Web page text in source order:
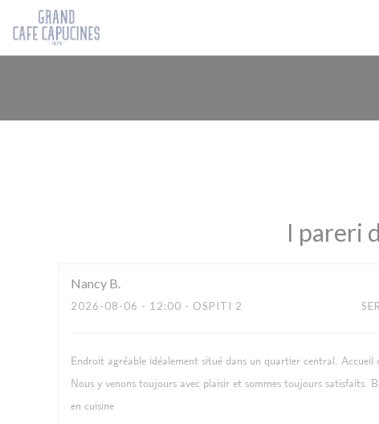
Personalizzazione delle tue scelte sui cookie
I pareri
Nancy B
2026-08-06 - 12:00 - OSPITI 2
Endroit agréable idéalement situé dans un quartier central.
Nous y venons toujours avec plaisir et sommes toujours satisfaits.
en cuisine